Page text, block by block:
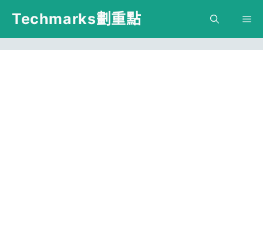
跳
主
Techmarks劃重點